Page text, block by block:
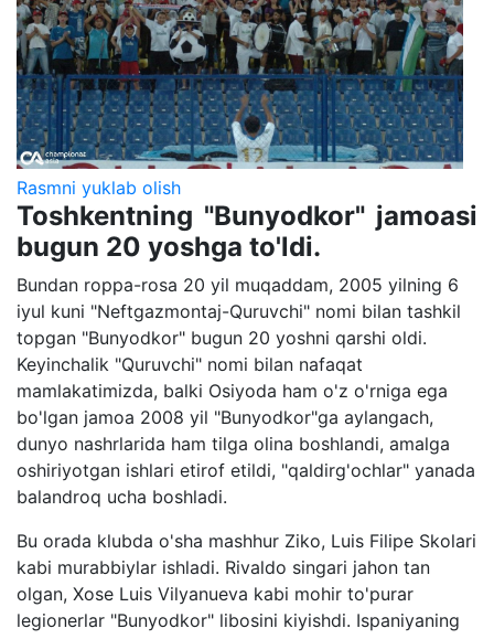
Rasmni yuklab olish
Toshkentning "Bunyodkor" jamoasi
bugun 20 yoshga to'ldi.
Bundan roppa-rosa 20 yil muqaddam, 2005 yilning 6
iyul kuni "Neftgazmontaj-Quruvchi" nomi bilan tashkil
topgan "Bunyodkor" bugun 20 yoshni qarshi oldi.
Keyinchalik "Quruvchi" nomi bilan nafaqat
mamlakatimizda, balki Osiyoda ham o'z o'rniga ega
bo'lgan jamoa 2008 yil "Bunyodkor"ga aylangach,
dunyo nashrlarida ham tilga olina boshlandi, amalga
oshiriyotgan ishlari etirof etildi, "qaldirg'ochlar" yanada
balandroq ucha boshladi.
Bu orada klubda o'sha mashhur Ziko, Luis Filipe Skolari
kabi murabbiylar ishladi. Rivaldo singari jahon tan
olgan, Xose Luis Vilyanueva kabi mohir to'purar
legionerlar "Bunyodkor" libosini kiyishdi. Ispaniyaning